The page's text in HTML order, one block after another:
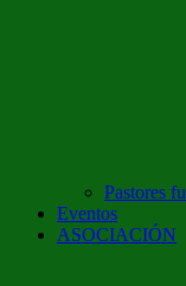
Pastores
Eventos
ASOCIACIÓN